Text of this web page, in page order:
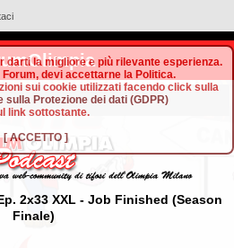
2x33 XXL - Job Finished (Season
Finale)
darti la migliore e più rilevante esperienza.
devi accettarne la Politica.
sui cookie utilizzati facendo click sulla
sulla Protezione dei dati (GDPR)
link sottostante.
[ACCETTO]